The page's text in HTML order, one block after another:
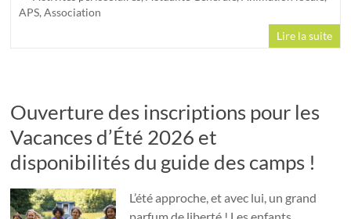
APS,Association
Lire la suite
Ouverture des inscriptions pour les
Vacances d’Été 2026 et
disponibilités du guide des camps !
L’été approche, et avec lui, un grand